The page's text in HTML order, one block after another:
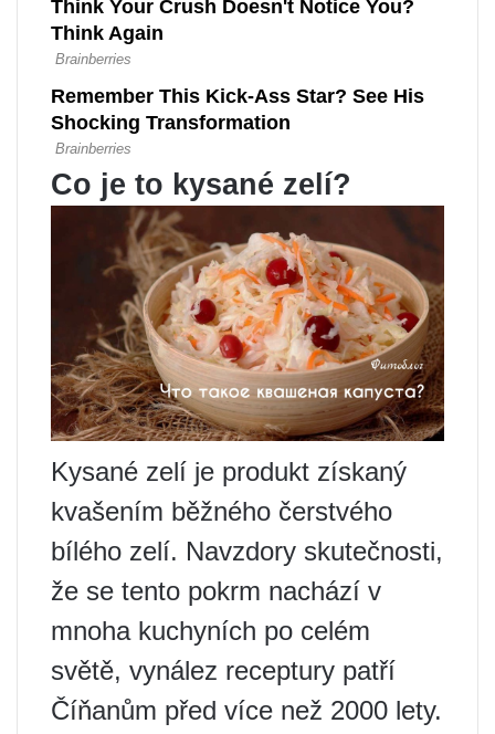
Co je to kysané zelí?
Kysané zelí je produkt získaný
kvašením běžného čerstvého
bílého zelí. Navzdory skutečnosti,
že se tento pokrm nachází v
mnoha kuchyních po celém
světě, vynález receptury patří
Číňanům před více než 2000 lety.